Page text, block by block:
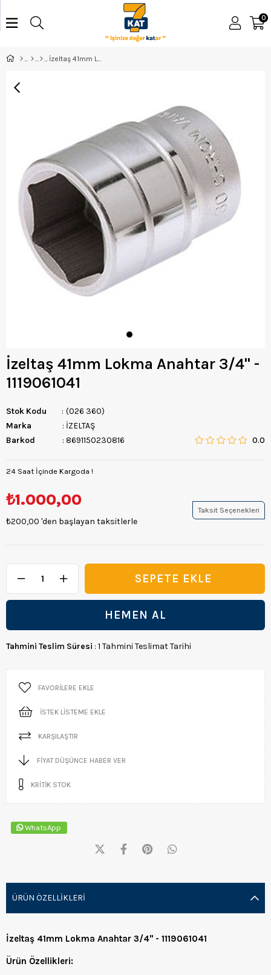
0
İzeltaş 41mm Lokma Anahtar 3/4'' -
1119061041
Stok Kodu
(026 360)
Marka
: İZELTAŞ
Barkod
: 8691150230816 0.0
24 Saat İçinde Kargoda !
₺1.000,00
₺200,00 'den başlayan taksitlerle
Taksit Seçenekleri
Tahmini Teslim Süresi : 1 Tahmini Teslimat Tarihi
FAVORILERE EKLE
İSTEK LISTEME EKLE
KARŞILAŞTIR
FIYAT DÜŞÜNCE HABER VER
KRITIK STOK
WhatsApp
ÜRÜN ÖZELLIKLERI
İzeltaş 41mm Lokma Anahtar 3/4" - 1119061041
Ürün Özellikleri: